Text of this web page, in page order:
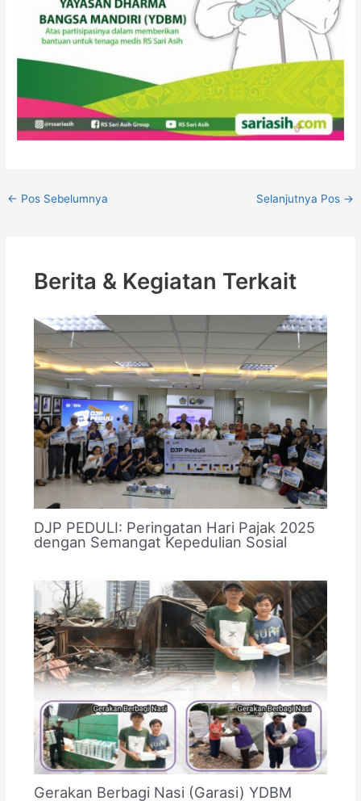
← Pos Sebelumnya Selanjutnya Pos →
Berita & Kegiatan Terkait
DJP PEDULI: Peringatan Hari Pajak 2025
dengan Semangat Kepedulian Sosial
Gerakan Berbagi Nasi (Garasi) YDBM